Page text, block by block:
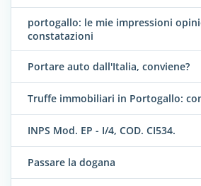
portogallo: le mie impressioni
constatazioni
Portare auto dall'Italia, conviene?
Truffe immobiliari in Portogallo:
INPS Mod. EP - I/4, COD. CI534.
Passare la dogana